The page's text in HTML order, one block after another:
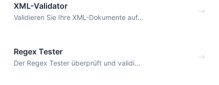
XML-Validator
Validieren Sie Ihre XML-Dokumente auf...
Regex Tester
Der Regex Tester überprüft und validi...